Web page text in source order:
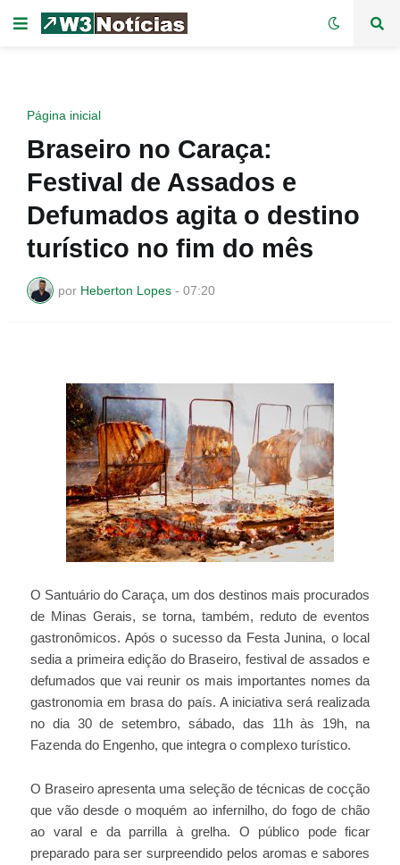
Página inicial
Braseiro no Caraça:
Festival de Assados e
Defumados agita o destino
turístico no fim do mês
por Heberton Lopes - 07:20
O Santuário do Caraça, um dos destinos mais procurados
de Minas Gerais, se torna, também, reduto de eventos
gastronômicos. Após o sucesso da Festa Junina, o local
sedia a primeira edição do Braseiro, festival de assados e
defumados que vai reunir os mais importantes nomes da
gastronomia em brasa do país. A iniciativa será realizada
no dia 30 de setembro, sábado, das 11h às 19h, na
Fazenda do Engenho, que integra o complexo turístico.
O Braseiro apresenta uma seleção de técnicas de cocção
que vão desde o moquém ao infernilho, do fogo de chão
ao varal e da parrilla à grelha. O público pode ficar
preparado para ser surpreendido pelos aromas e sabores